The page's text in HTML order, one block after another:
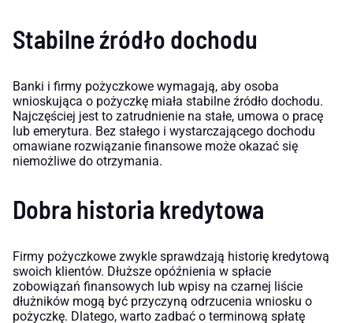
Stabilne źródło dochodu
Banki i firmy pożyczkowe wymagają, aby osoba
wnioskująca o pożyczkę miała stabilne źródło dochodu.
Najczęściej jest to zatrudnienie na stałe, umowa o pracę
lub emerytura. Bez stałego i wystarczającego dochodu
omawiane rozwiązanie finansowe może okazać się
niemożliwe do otrzymania.
Dobra historia kredytowa
Firmy pożyczkowe zwykle sprawdzają historię kredytową
swoich klientów. Dłuższe opóźnienia w spłacie
zobowiązań finansowych lub wpisy na czarnej liście
dłużników mogą być przyczyną odrzucenia wniosku o
pożyczkę. Dlatego, warto zadbać o terminową spłatę